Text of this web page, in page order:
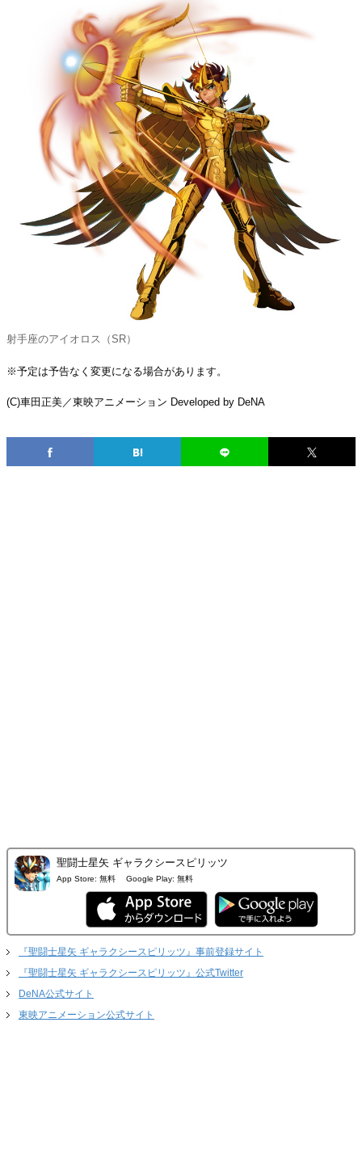
射手座のアイオロス（SR）
※予定は予告なく変更になる場合があります。
(C)車田正美／東映アニメーション Developed by DeNA
聖闘士星矢 ギャラクシースピリッツ
App Store: 無料 Google Play: 無料
『聖闘士星矢 ギャラクシースピリッツ』事前登録サイト
『聖闘士星矢 ギャラクシースピリッツ』公式Twitter
DeNA公式サイト
東映アニメーション公式サイト